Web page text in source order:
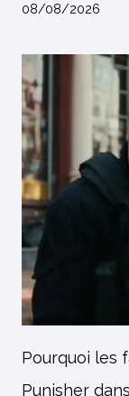
08/08/2026
Pourquoi les
Punisher